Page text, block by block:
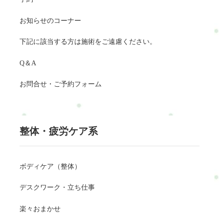
お知らせのコーナー
下記に該当する方は施術をご遠慮ください。
Q＆A
お問合せ・ご予約フォーム
整体・疲労ケア系
ボディケア（整体）
デスクワーク・立ち仕事
楽々おまかせ